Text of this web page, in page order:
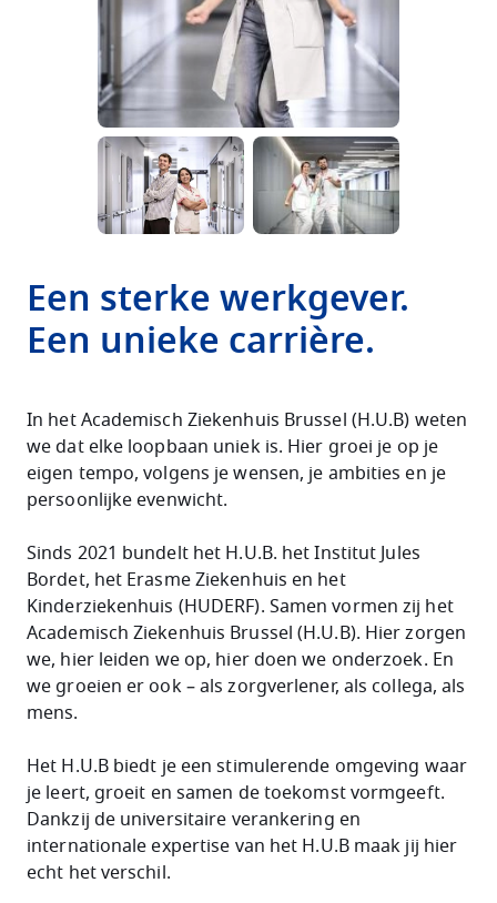
Een sterke werkgever.
Een unieke carrière.
In het Academisch Ziekenhuis Brussel (H.U.B) weten
we dat elke loopbaan uniek is. Hier groei je op je
eigen tempo, volgens je wensen, je ambities en je
persoonlijke evenwicht.
Sinds 2021 bundelt het H.U.B. het Institut Jules
Bordet, het Erasme Ziekenhuis en het
Kinderziekenhuis (HUDERF). Samen vormen zij het
Academisch Ziekenhuis Brussel(H.U.B). Hier zorgen
we, hier leiden we op, hier doen we onderzoek. En
we groeien er ook – als zorgverlener, als collega, als
mens.
Het H.U.B biedt je een stimulerende omgeving waar
je leert, groeit en samen de toekomst vormgeeft.
Dankzij de universitaire verankering en
internationale expertise van het H.U.B maak jij hier
echt het verschil.
Image